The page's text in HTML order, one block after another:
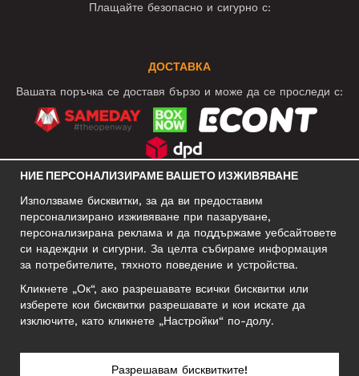
Плащайте безопасно и сигурно с:
ДОСТАВКА
Вашата поръчка се доставя бързо и може да се проследи с:
БИЗНЕС АДРЕС
Narva mnt 5, EE-10117 Tallinn
Reg: 12356245
НИЕ ПЕРСОНАЛИЗИРАМЕ ВАШЕТО ИЗЖИВЯВАНЕ
Използваме бисквитки, за да ви предоставим
персонализирано изживяване при пазаруване,
персонализирана реклама и да поддържаме уебсайтовете
си надеждни и сигурни. За целта събираме информация
за потребителите, тяхното поведение и устройства.
Кликнете „Ок“, ако разрешавате всички бисквитки или
изберете кои бисквитки разрешавате и кои искате да
изключите, като кликнете „Настройки“ по-долу.
Разрешавам бисквитките!